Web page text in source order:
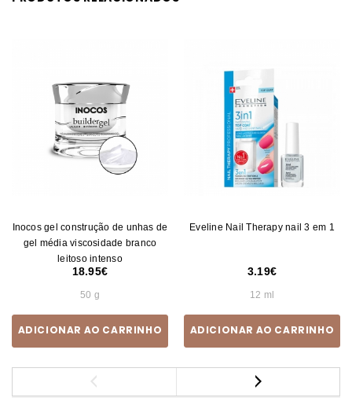
Inocos gel construção de unhas de
gel média viscosidade branco
leitoso intenso
18.95
50 g
ADICIONAR AO CARRINHO
Eveline Nail Therapy nail 3 em 1
3.19
12 ml
ADICIONAR AO CARRINHO